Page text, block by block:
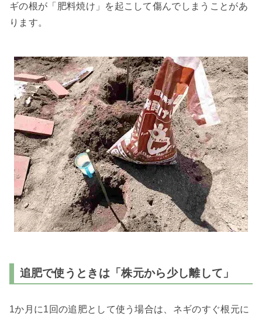
ギの根が「肥料焼け」を起こして傷んでしまうことがあ
ります。
追肥で使うときは「株元から少し離して」
1か月に1回の追肥として使う場合は、ネギのすぐ根元に